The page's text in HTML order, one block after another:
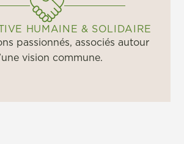
HUMAINE & SOLIDAIRE
passionnés, associés autour
vision commune.